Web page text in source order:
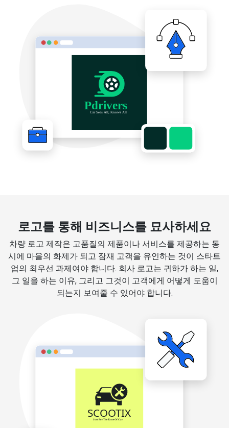
로고를 통해 비즈니스를 묘사하세요
차량 로고 제작은 고품질의 제품이나 서비스를 제공하는 동
시에 마을의 화제가 되고 잠재 고객을 유인하는 것이 스타트
업의 최우선 과제여야 합니다. 회사 로고는 귀하가 하는 일,
그 일을 하는 이유, 그리고 그것이 고객에게 어떻게 도움이
되는지 보여줄 수 있어야 합니다.